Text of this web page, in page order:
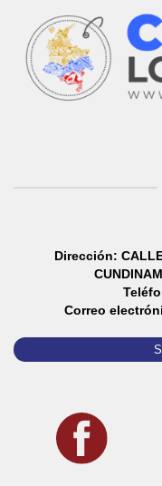
Dirección:
Correo